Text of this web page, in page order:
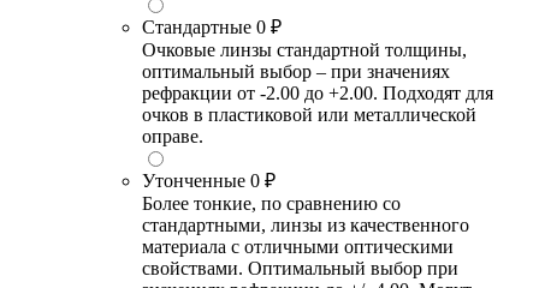
Стандартные 0 ₽
Очковые линзы стандартной толщины,
оптимальный выбор – при значениях
рефракции от -2.00 до +2.00. Подходят для
очков в пластиковой или металлической
оправе.
Утонченные 0 ₽
Более тонкие, по сравнению со
стандартными, линзы из качественного
материала с отличными оптическими
свойствами. Оптимальный выбор при